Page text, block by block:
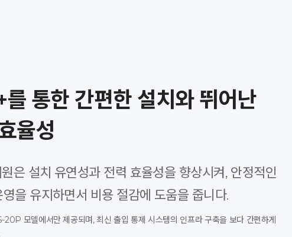
통한 간편한 설치와 뛰어난
율성
은 설치 유연성과 전력 효율성을 향상시켜, 안정적인
영을 유지하면서 비용 절감에 도움을 줍니다.
20P 모델에서만 제공되며, 최신 출입 통제 시스템의 인프라 구축을 보다 간편하게